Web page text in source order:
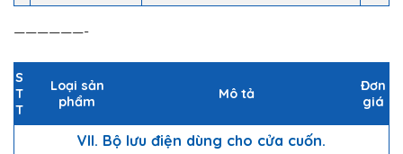
——————-
S
T
T
Loại sản
phẩm
Mô tả
Đơn
giá
VII. Bộ lưu điện dùng cho cửa cuốn.